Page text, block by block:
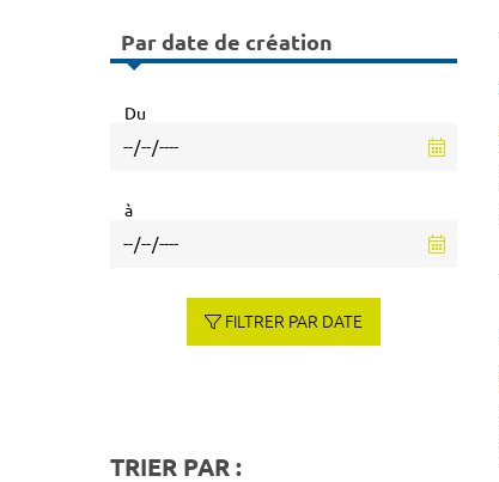
Par date de création
Du
à
FILTRER PAR DATE
TRIER PAR :